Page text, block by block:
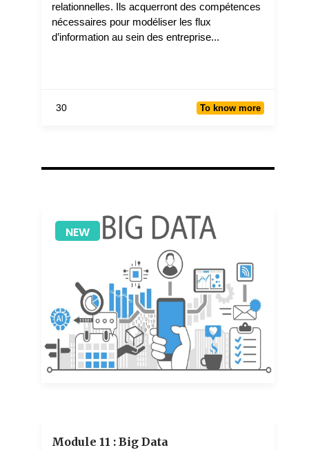
relationnelles. Ils acquerront des compétences
nécessaires pour modéliser les flux
d’information au sein des entreprise...
30 To know more
NEW
Module 11 : Big Data